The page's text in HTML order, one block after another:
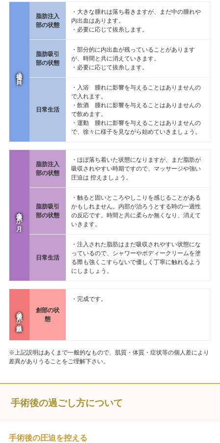
手術後７日目
脂肪注入
部の状態
・大きな腫れは落ち着きますが、まだ中の腫れや
内出血はあります。
・必要に応じて抜糸します。
脂肪吸引
部の状態
・部分的に内出血が残っていることがあります
が、時間と共に消えていきます。
・必要に応じて抜糸します。
日常生活
・入浴 腫れに影響を与えることはありませんの
で入れます。
・飲酒 腫れに影響を与えることはありませんの
で飲めます。
・運動 腫れに影響を与えることはありませんの
で、徐々に様子を見ながら始めていきましょう。
手術後１か月
脂肪注入
部の状態
・ほぼ落ち着いた状態になりますが、まだ脂肪が
吸収されやすい時期ですので、マッサージや強い
圧迫は 控えましょう。
脂肪吸引
部の状態
・触ると固いところやしこりを感じることがある
かもしれません。内部が治ろうとする時の一過性
の反応です。時間と共に柔らか無くなり、消えて
いきます。
日常生活
・注入された脂肪はまだ吸収されやすい状態にな
っているので、シャワーやボディークリームを塗
る際も強くこすらないで優しく丁寧に触れるよう
にしましょう。
手術後３か月以降
創部の状
態
・完成です。
※上記説明はあくまで一般的なもので、肌質・体質・症状等の個人差により
差異がありうることをご理解下さい。
手術後の過ごし方について
手術後の圧迫を控える